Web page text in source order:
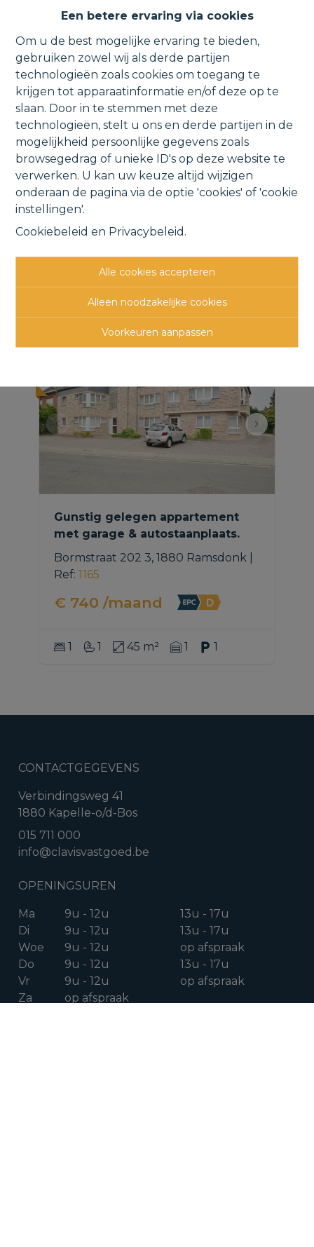
Een betere ervaring via cookies
Om u de best mogelijke ervaring te bieden,
gebruiken zowel wij als derde partijen
technologieën zoals cookies om toegang te
krijgen tot apparaatinformatie en/of deze op te
slaan. Door in te stemmen met deze
technologieën, stelt u ons en derde partijen in de
mogelijkheid persoonlijke gegevens zoals
browsegedrag of unieke ID's op deze website te
verwerken. U kan uw keuze altijd wijzigen
onderaan de pagina via de optie 'cookies' of 'cookie
instellingen'.
Cookiebeleid en Privacybeleid .
Alle cookies accepteren
Alleen noodzakelijke cookies
Voorkeuren aanpassen
Ruim appartement (met
garage) vlakbij het centrum.
Schuttershofstraat 13 1, 1880 Kapelle-op-den-
VERHUURD
Vorige Lijst Volgende
Andere interessante
panden
Gunstig gelegen appartement
met garage & autostaanplaats.
Bormstraat 202 3, 1880 Ramsdonk
Ref: 1165
€ 740 /maand
1 1 45 m² 1 1
CONTACTGEGEVENS
Verbindingsweg 41
1880 Kapelle-o/d-Bos
015 711 000
info@clavisvastgoed.be
OPENINGSUREN
Ma 9u - 12u
13u - 17u
Di
9u - 12u
13u - 17u
Woe
9u - 12u
op afspraak
Do
9u - 12u
13u - 17u
Vr
9u - 12u
op afspraak
Za
op afspraak